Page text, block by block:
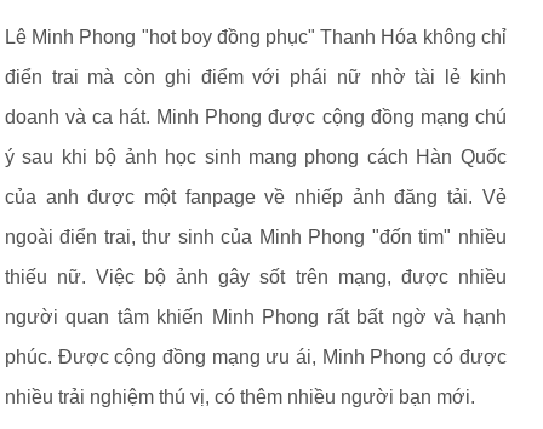
Lê Minh Phong "hot boy đồng phục" Thanh Hóa không chỉ
điển trai mà còn ghi điểm với phái nữ nhờ tài lẻ kinh
doanh và ca hát. Minh Phong được cộng đồng mạng chú
ý sau khi bộ ảnh học sinh mang phong cách Hàn Quốc
của anh được một fanpage về nhiếp ảnh đăng tải. Vẻ
ngoài điển trai, thư sinh của Minh Phong "đốn tim" nhiều
thiếu nữ. Việc bộ ảnh gây sốt trên mạng, được nhiều
người quan tâm khiến Minh Phong rất bất ngờ và hạnh
phúc. Được cộng đồng mạng ưu ái, Minh Phong có được
nhiều trải nghiệm thú vị, có thêm nhiều người bạn mới.